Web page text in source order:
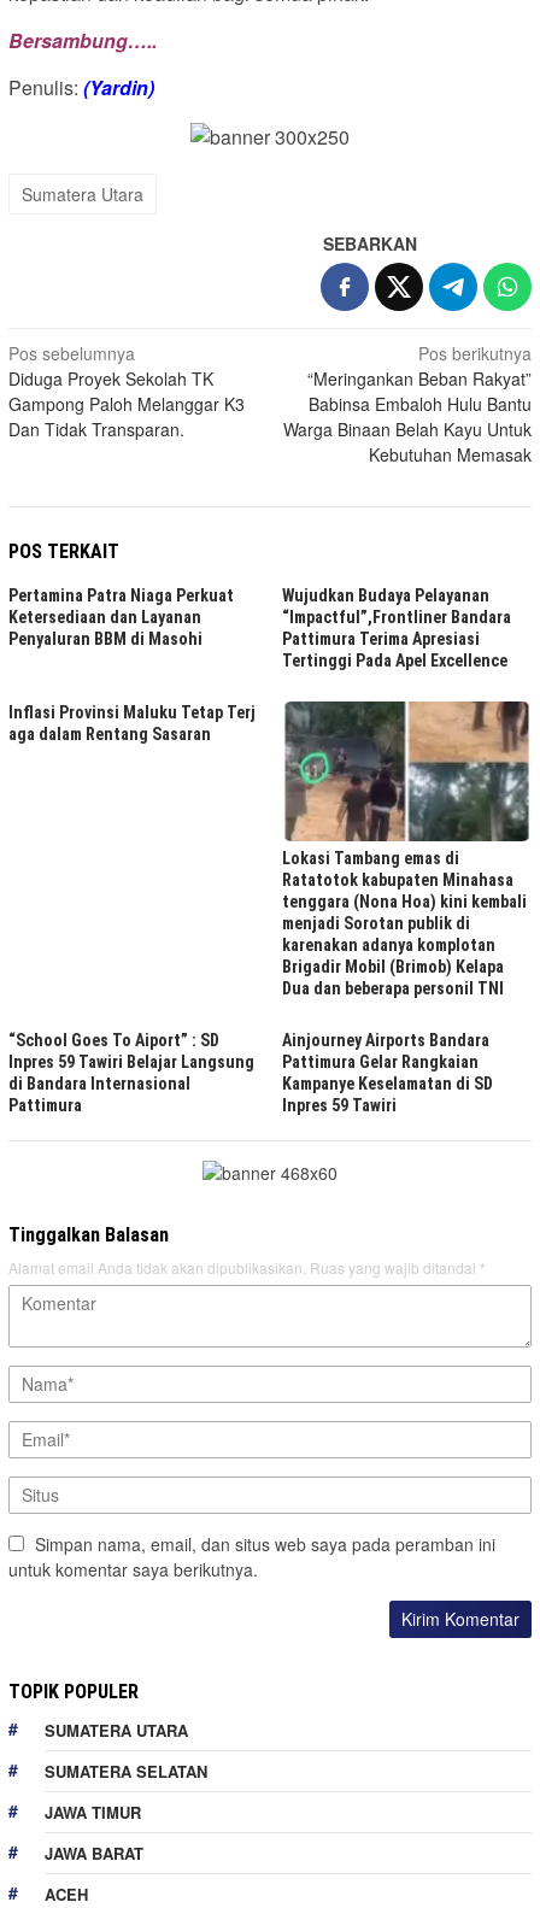
Bersambung…..
Penulis: (Yardin)
Sumatera Utara
SEBARKAN
Navigasi
pos
Pos sebelumnya
Diduga Proyek Sekolah TK
Gampong Paloh Melanggar K3
Dan Tidak Transparan.
Pos berikutnya
“Meringankan Beban Rakyat”
Babinsa Embaloh Hulu Bantu
Warga Binaan Belah Kayu Untuk
Kebutuhan Memasak
POS TERKAIT
Pertamina Patra Niaga Perkuat
Ketersediaan dan Layanan
Penyaluran BBM di Masohi
Wujudkan Budaya Pelayanan
“Impactful”,Frontliner Bandara
Pattimura Terima Apresiasi
Tertinggi Pada Apel Excellence
Inflasi Provinsi Maluku Tetap Terj
aga dalam Rentang Sasaran
Lokasi Tambang emas di
Ratatotok kabupaten Minahasa
tenggara (Nona Hoa) kini kembali
menjadi Sorotan publik di
karenakan adanya komplotan
Brigadir Mobil (Brimob) Kelapa
Dua dan beberapa personil TNI
“School Goes To Aiport” : SD
Inpres 59 Tawiri Belajar Langsung
di Bandara Internasional
Pattimura
Ainjourney Airports Bandara
Pattimura Gelar Rangkaian
Kampanye Keselamatan di SD
Inpres 59 Tawiri
Tinggalkan Balasan
Alamat email Anda tidak akan dipublikasikan. Ruas yang wajib ditandai *
Simpan nama, email, dan situs web saya pada peramban ini
untuk komentar saya berikutnya.
TOPIK POPULER
SUMATERA UTARA
SUMATERA SELATAN
JAWA TIMUR
JAWA BARAT
ACEH